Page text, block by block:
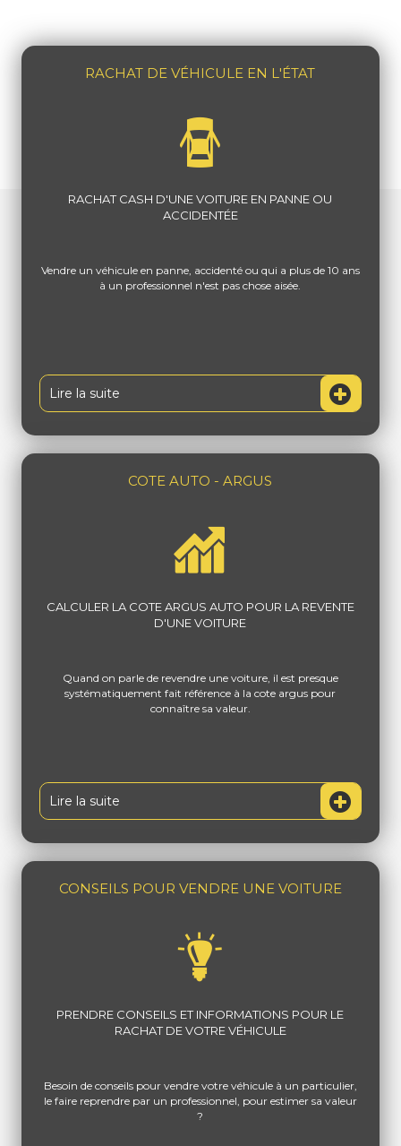
RACHAT DE VÉHICULE EN L'ÉTAT
RACHAT CASH D'UNE VOITURE EN PANNE OU
ACCIDENTÉE
Vendre un véhicule en panne, accidenté ou qui a plus de 10 ans
à un professionnel n'est pas chose aisée.
Lire la suite
COTE AUTO - ARGUS
CALCULER LA COTE ARGUS AUTO POUR LA REVENTE
D'UNE VOITURE
Quand on parle de revendre une voiture, il est presque
systématiquement fait référence à la cote argus pour
connaître sa valeur.
Lire la suite
CONSEILS POUR VENDRE UNE VOITURE
PRENDRE CONSEILS ET INFORMATIONS POUR LE
RACHAT DE VOTRE VÉHICULE
Besoin de conseils pour vendre votre véhicule à un particulier,
le faire reprendre par un professionnel, pour estimer sa valeur
?